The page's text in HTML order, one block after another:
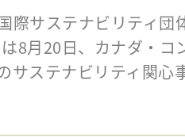
際サステナビリティ
8月20日、カナダ・コ
サステナビリティ関